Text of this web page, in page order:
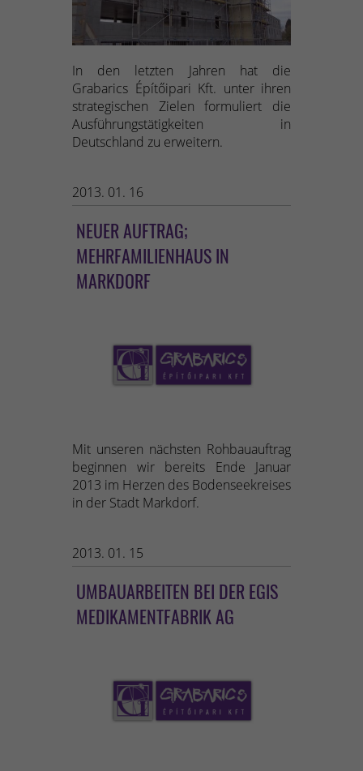
In den letzten Jahren hat die
Grabarics Építőipari Kft. unter ihren
strategischen Zielen formuliert die
Ausführungstätigkeiten in
Deutschland zu erweitern.
2013. 01. 16
NEUER AUFTRAG;
MEHRFAMILIENHAUS IN
MARKDORF
Mit unseren nächsten Rohbauauftrag
beginnen wir bereits Ende Januar
2013 im Herzen des Bodenseekreises
in der Stadt Markdorf.
2013. 01. 15
UMBAUARBEITEN BEI DER EGIS
MEDIKAMENTFABRIK AG